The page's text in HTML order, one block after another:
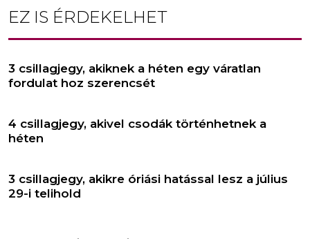
EZ IS ÉRDEKELHET
3 csillagjegy, akiknek a héten egy váratlan
fordulat hoz szerencsét
4 csillagjegy, akivel csodák történhetnek a
héten
3 csillagjegy, akikre óriási hatással lesz a július
29-i telihold